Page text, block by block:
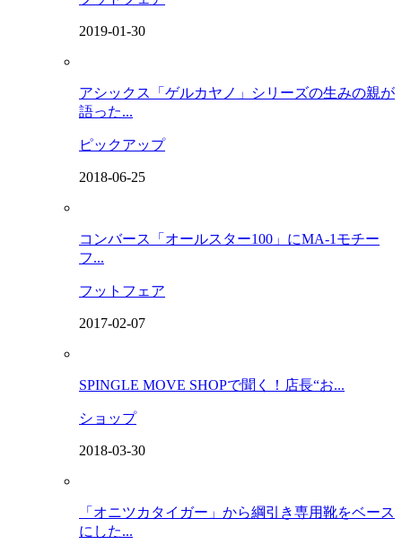
2019-01-30
アシックス「ゲルカヤノ」シリーズの生みの親が
語った...
ピックアップ
2018-06-25
コンバース「オールスター100」にMA-1モチー
フ...
フットフェア
2017-02-07
SPINGLE MOVE SHOPで聞く！店長“お...
ショップ
2018-03-30
「オニツカタイガー」から綱引き専用靴をベース
にした...